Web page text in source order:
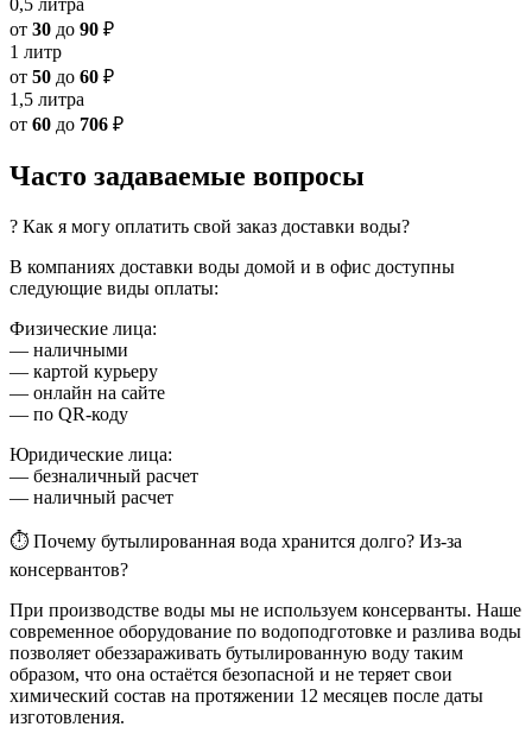
0,5 литра
от 30 до 90 ₽
1 литр
от 50 до 60 ₽
1,5 литра
от 60 до 706 ₽
Часто задаваемые вопросы
? Как я могу оплатить свой заказ доставки воды?
В компаниях доставки воды домой и в офис доступны
следующие виды оплаты:
Физические лица:
— наличными
— картой курьеру
— онлайн на сайте
— по QR-коду
Юридические лица:
— безналичный расчет
— наличный расчет
⏱ Почему бутылированная вода хранится долго? Из-за
консервантов?
При производстве воды мы не используем консерванты. Наше
современное оборудование по водоподготовке и разлива воды
позволяет обеззараживать бутылированную воду таким
образом, что она остаётся безопасной и не теряет свои
химический состав на протяжении 12 месяцев после даты
изготовления.